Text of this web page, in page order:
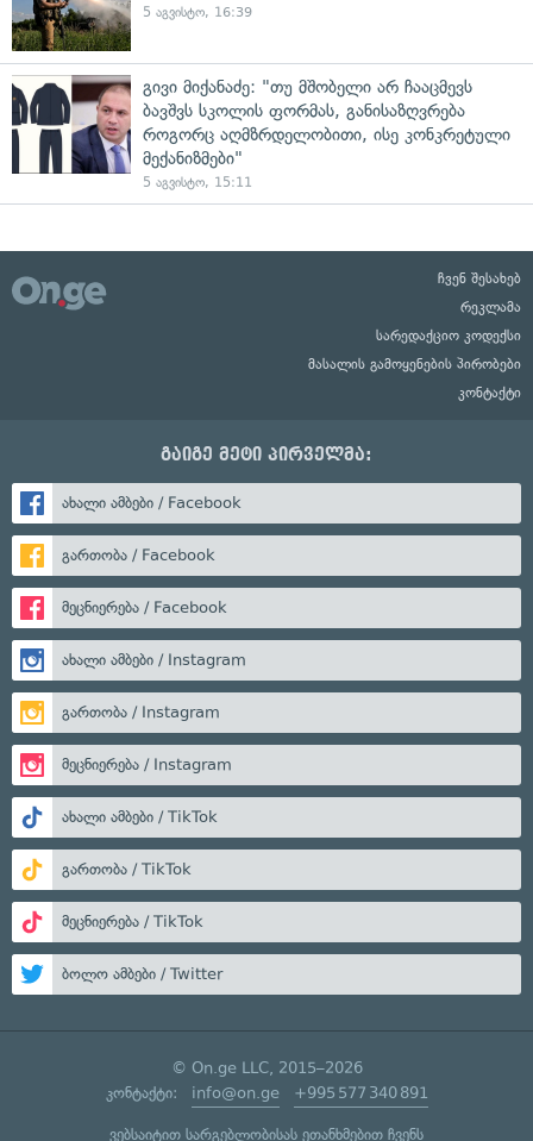
5 აგვისტო, 16:39
გივი მიქანაძე: "თუ მშობელი არ ჩააცმევს
ბავშვს სკოლის ფორმას, განისაზღვრება
როგორც აღმზრდელობითი, ისე კონკრეტული
მექანიზმები"
5 აგვისტო, 15:11
ჩვენ შესახებ
რეკლამა
სარედაქციო კოდექსი
მასალის გამოყენების პირობები
კონტაქტი
გაიგე მეტი პირველმა:
ახალი ამბები / Facebook
გართობა / Facebook
მეცნიერება / Facebook
ახალი ამბები / Instagram
გართობა / Instagram
მეცნიერება / Instagram
ახალი ამბები / TikTok
გართობა / TikTok
მეცნიერება / TikTok
ბოლო ამბები / Twitter
© On.ge LLC, 2015–2026
კონტაქტი: info@on.ge +995 577 340 891
ვებსაიტით სარგებლობისას ეთანხმებით ჩვენს